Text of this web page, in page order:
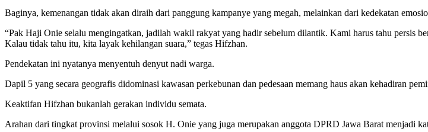
Baginya, kemenangan tidak akan diraih dari panggung kampanye yang megah, melainkan dari kedekatan
“Pak Haji Onie selalu mengingatkan, jadilah wakil rakyat yang hadir sebelum dilantik. Kami harus tahu persis
Kalau tidak tahu itu, kita layak kehilangan suara,” tegas Hifzhan.
Pendekatan ini nyatanya menyentuh denyut nadi warga.
Dapil 5 yang secara geografis didominasi kawasan perkebunan dan pedesaan memang haus akan kehadiran
Keaktifan Hifzhan bukanlah gerakan individu semata.
Arahan dari tingkat provinsi melalui sosok H. Onie yang juga merupakan anggota DPRD Jawa Barat menjadi